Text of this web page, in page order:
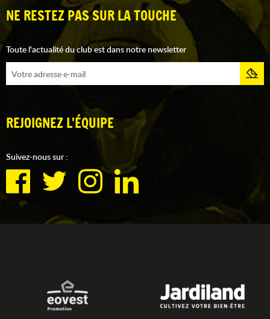
NE RESTEZ PAS SUR LA TOUCHE
Toute l'actualité du club est dans notre newsletter
REJOIGNEZ L'ÉQUIPE
Suivez-nous sur :